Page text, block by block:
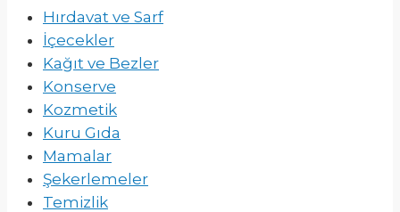
Hırdavat ve Sarf
İçecekler
Kağıt ve Bezler
Konserve
Kozmetik
Kuru Gıda
Mamalar
Şekerlemeler
Temizlik